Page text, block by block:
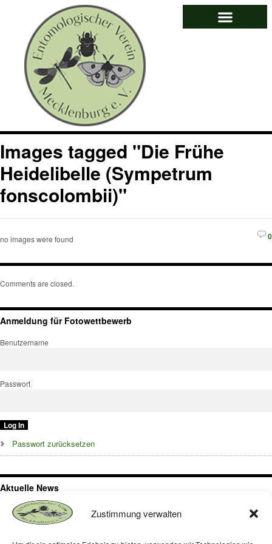
Zustimmung verwalten
Images tagged "Die Frühe
Heidelibelle (Sympetrum
fonscolombii)"
0
no images were found
Comments are closed.
Anmeldung für Fotowettbewerb
Benutzername
Passwort
Passwort zurücksetzen
Aktuelle News
Exkursion zur Binnendüne bei Klein Schmölen, Nähe Dömitz,
Westmecklenburg